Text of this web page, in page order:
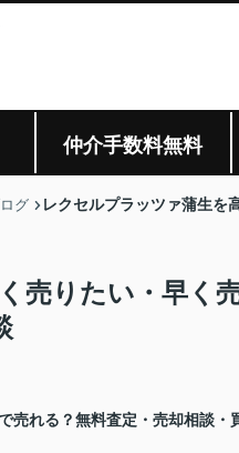
仲介手数料無料
グ レクセルプラッツァ蒲生を
売りたい・早く
売れる？無料査定・売却相談・